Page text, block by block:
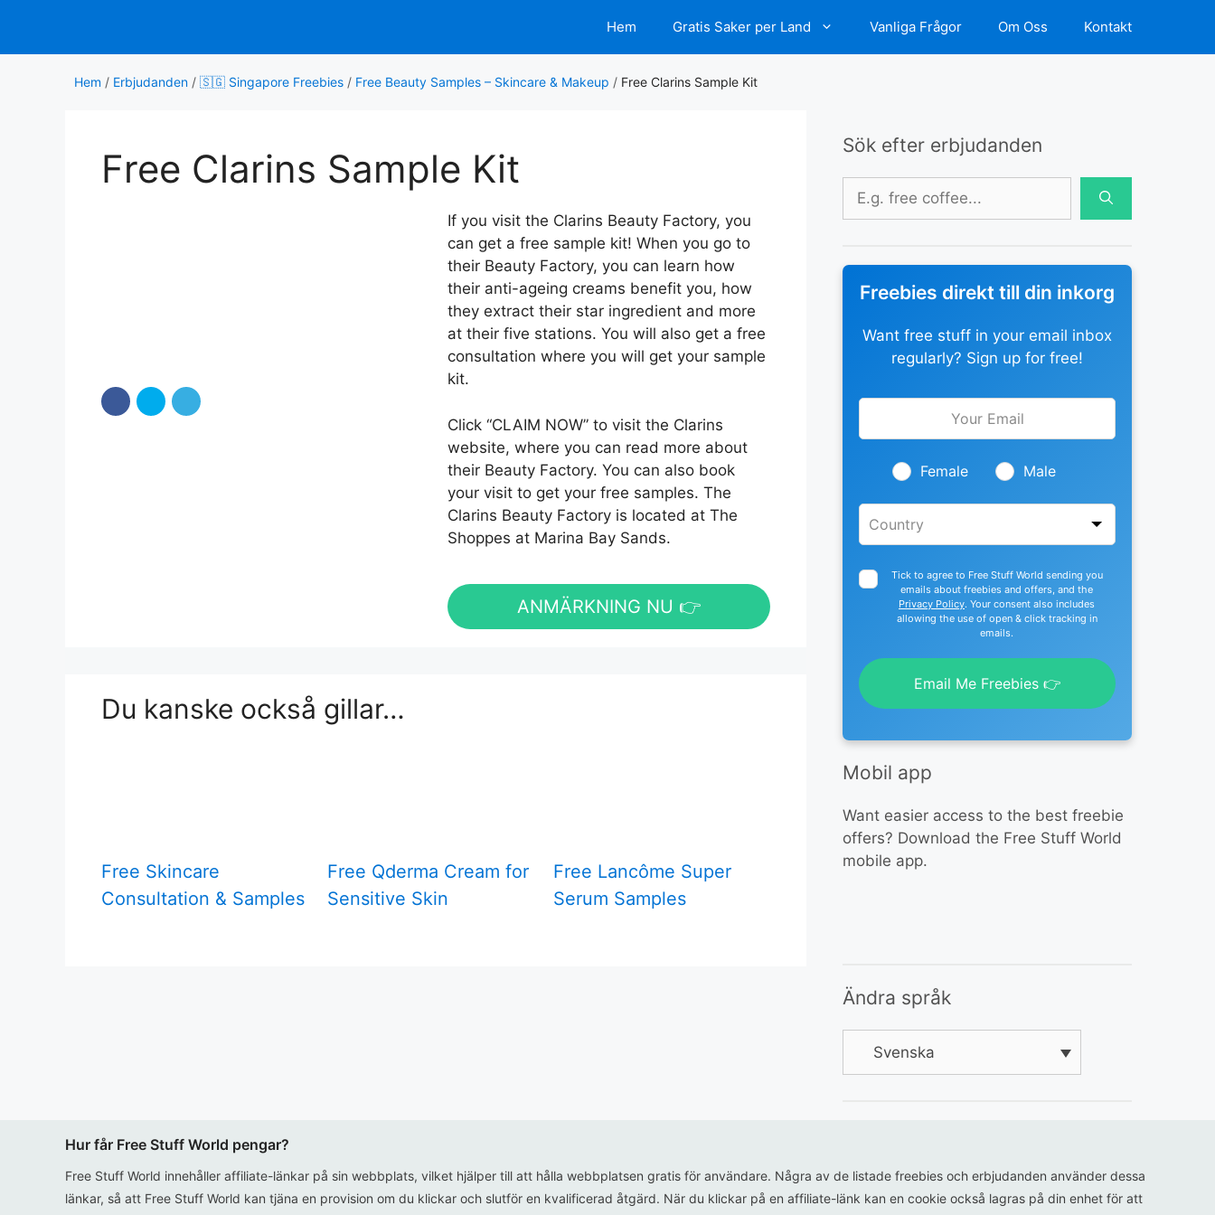
innehåll
Hem Gratis Saker per Land Vanliga Frågor Om Oss Kontakt
Hem / Erbjudanden / 🇸🇬 Singapore Freebies / Free Beauty Samples – Skincare & Makeup / Free Clarins Sample Kit
Free Clarins Sample Kit
If you visit the Clarins Beauty Factory, you
can get a free sample kit! When you go to
their Beauty Factory, you can learn how
their anti-ageing creams benefit you, how
they extract their star ingredient and more
at their five stations. You will also get a free
consultation where you will get your sample
kit.
Click “CLAIM NOW” to visit the Clarins
website, where you can read more about
their Beauty Factory. You can also book
your visit to get your free samples. The
Clarins Beauty Factory is located at The
Shoppes at Marina Bay Sands.
ANMÄRKNING NU 👉
Du kanske också gillar…
Free Skincare
Consultation & Samples
Free Qderma Cream for
Sensitive Skin
Free Lancôme Super
Serum Samples
Sök efter erbjudanden
Sök
efter:
Freebies direkt till din inkorg
Want free stuff in your email inbox
regularly? Sign up for free!
Leave
blank
Female Male
Tick to agree to Free Stuff World sending you
emails about freebies and offers, and the
Privacy Policy. Your consent also includes
allowing the use of open & click tracking in
emails.
Email Me Freebies 👉
Mobil app
Want easier access to the best freebie
offers? Download the Free Stuff World
mobile app.
Ändra språk
Svenska
Hur får Free Stuff World pengar?
Free Stuff World innehåller affiliate-länkar på sin webbplats, vilket hjälper till att hålla webbplatsen gratis för användare. Några av de listade freebies och erbjudanden använder dessa
länkar, så att Free Stuff World kan tjäna en provision om du klickar och slutför en kvalificerad åtgärd. När du klickar på en affiliate-länk kan en cookie också lagras på din enhet för att